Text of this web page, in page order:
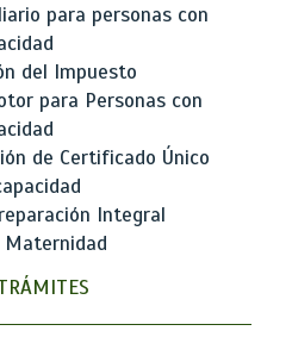
para personas con
del Impuesto
para Personas con
de Certificado Único
Integral
Maternidad